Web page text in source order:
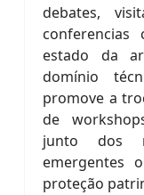
debates,
estado da
domínio
promove a
de
junto dos
emergentes
proteção